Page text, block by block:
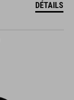
DÉTAILS